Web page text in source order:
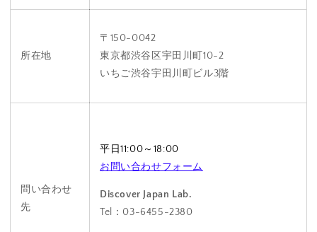
所在地
〒150-0042
東京都渋谷区宇田川町10-2
いちご渋谷宇田川町ビル3階
問い合わせ
先
平日11:00～18:00
お問い合わせフォーム
Discover Japan Lab.
Tel：03-6455-2380